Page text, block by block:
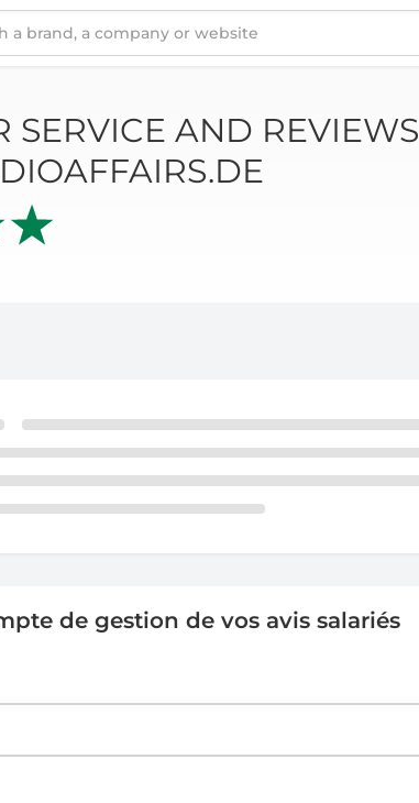
ABOUT AUDIOAFFAIRS.DE
SERVICE AND REVIEWS
de gestion de vos avis salariés